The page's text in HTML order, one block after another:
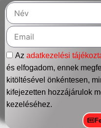
Az adatkezelési
és elfogadom, ennek
kitöltésével önkéntesen,
kifejezetten hozzájárulok
kezeléséhez.